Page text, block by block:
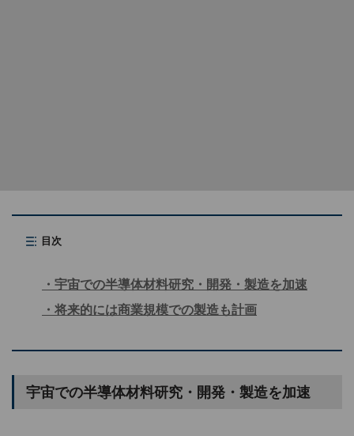
目次
宇宙での半導体材料研究・開発・製造を加速
将来的には商業規模での製造も計画
宇宙での半導体材料研究・開発・製造を加速